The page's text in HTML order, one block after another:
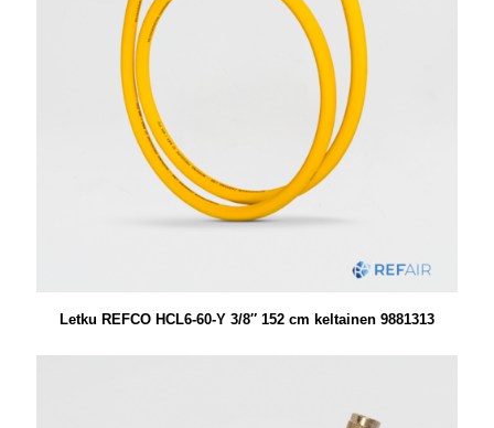
Letku REFCO HCL6-60-Y 3/8″ 152 cm keltainen 9881313